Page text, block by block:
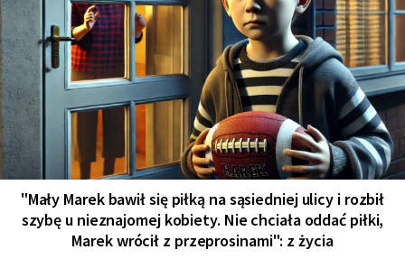
"Mały Marek bawił się piłką na sąsiedniej ulicy i rozbił
szybę u nieznajomej kobiety. Nie chciała oddać piłki,
Marek wrócił z przeprosinami": z życia